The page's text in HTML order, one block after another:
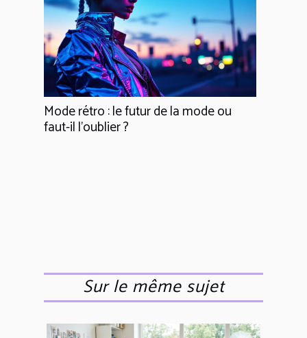
Mode rétro : le futur de la mode ou
faut-il l'oublier ?
Sur le même sujet